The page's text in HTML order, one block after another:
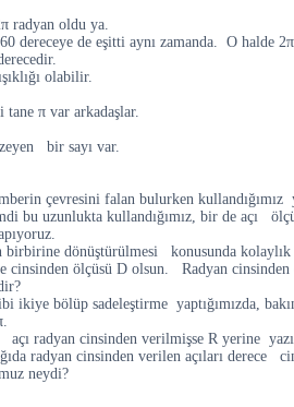
radyan oldu ya.
dereceye de eşitti aynı zamanda. O halde
olabilir.
π var arkadaşlar.
bir sayı var.
çevresini falan bulurken
bu uzunlukta kullandığımız, bir de açı
birbirine dönüştürülmesi konusunda kolaylık
cinsinden ölçüsü D olsun. Radyan cinsinden
ikiye bölüp sadeleştirme yaptığımızda,
açı radyan cinsinden verilmişse R yerine
radyan cinsinden verilen açıları derece
neydi?